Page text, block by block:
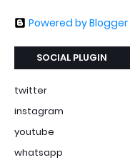
Powered by Blogger
SOCIAL PLUGIN
twitter
instagram
youtube
whatsapp